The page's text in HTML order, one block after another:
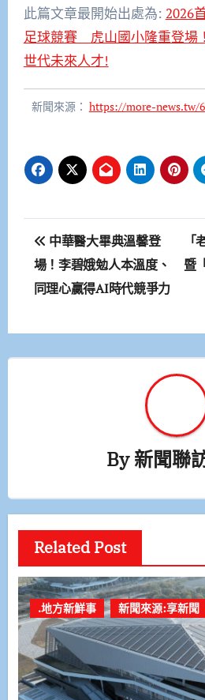
此篇文章最開始出處為: 2026
足球競賽 虎山國小隆重登場
世代未來人才!
新聞來源： https://more-news.tw/
文
章
導
覽
中華醫大畢典溫馨登
場！李碧娥勉人本溫度、
同理心贏得AI時代競爭力
暨
By新聞聯
Related Post
.地方新鮮事 新聞來源:享新聞